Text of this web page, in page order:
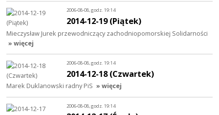
2006-08-08, godz. 19:14
2014-12-19 (Piątek)
Mieczysław Jurek przewodniczący zachodniopomorskiej Solidarności
» więcej
2006-08-08, godz. 19:14
2014-12-18 (Czwartek)
Marek Duklanowski radny PiS » więcej
2006-08-08, godz. 19:14